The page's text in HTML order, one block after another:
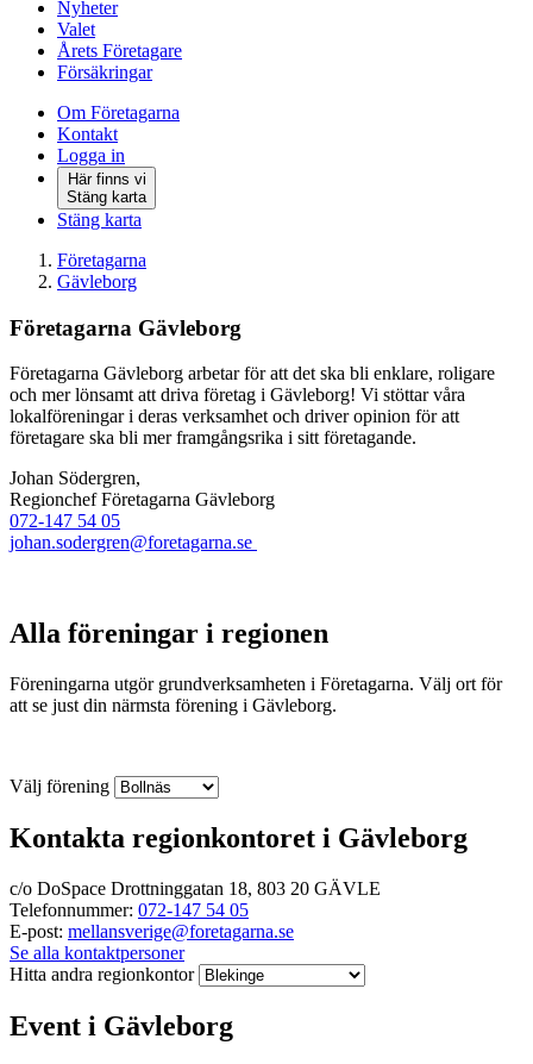
Nyheter
Valet
Årets Företagare
Försäkringar
Om Företagarna
Kontakt
Logga in
Här finns vi
Stäng karta
Stäng karta
Företagarna
Gävleborg
Företagarna Gävleborg
Företagarna Gävleborg arbetar för att det ska bli enklare, roligare
och mer lönsamt att driva företag i Gävleborg! Vi stöttar våra
lokalföreningar i deras verksamhet och driver opinion för att
företagare ska bli mer framgångsrika i sitt företagande.
Johan Södergren,
Regionchef Företagarna Gävleborg
072-147 54 05
johan.sodergren@foretagarna.se
Alla föreningar i regionen
Föreningarna utgör grundverksamheten i Företagarna. Välj ort för
att se just din närmsta förening i Gävleborg.
Välj förening
Kontakta regionkontoret i Gävleborg
c/o DoSpace Drottninggatan 18, 803 20 GÄVLE
Telefonnummer: 072-147 54 05
E-post: mellansverige@foretagarna.se
Se alla kontaktpersoner
Hitta andra regionkontor
Event i Gävleborg